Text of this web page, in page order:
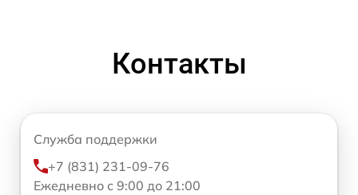
Контакты
Служба поддержки
+7 (831) 231-09-76
Ежедневно с 9:00 до 21:00